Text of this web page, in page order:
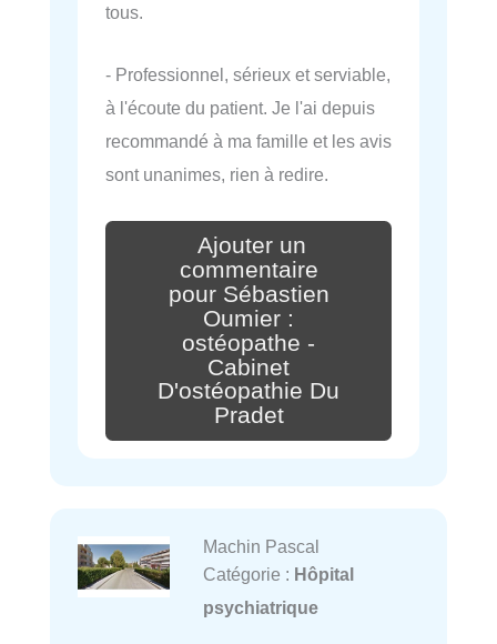
tous.
- Professionnel, sérieux et serviable,
à l'écoute du patient. Je l'ai depuis
recommandé à ma famille et les avis
sont unanimes, rien à redire.
Ajouter un
commentaire
pour Sébastien
Oumier :
ostéopathe -
Cabinet
D'ostéopathie Du
Pradet
Machin Pascal
Catégorie : Hôpital
psychiatrique